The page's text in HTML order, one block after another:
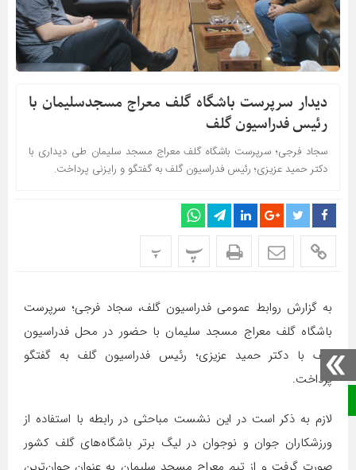
دیدار سرپرست باشگاه گلف معراج مسجدسلیمان با
رئیس فدراسیون گلف
سجاد فرجی؛ سرپرست باشگاه گلف معراج مسجد سلیمان طی دیداری با
دکتر حمید عزیزی؛ رئیس فدراسیون گلف به گفتگو و رایزنی پرداخت.
پ پ
به گزارش روابط عمومی فدراسیون گلف، سجاد فرجی؛ سرپرست
باشگاه گلف معراج مسجد سلیمان با حضور در محل فدراسیون
گلف با دکتر حمید عزیزی؛ رئیس فدراسیون گلف به گفتگو
پرداخت.
لازم به ذکر است در این نشست مباحثی در رابطه با استفاده از
ورزشکاران جوان و نوجوان در لیگ برتر باشگاه‌های گلف کشور